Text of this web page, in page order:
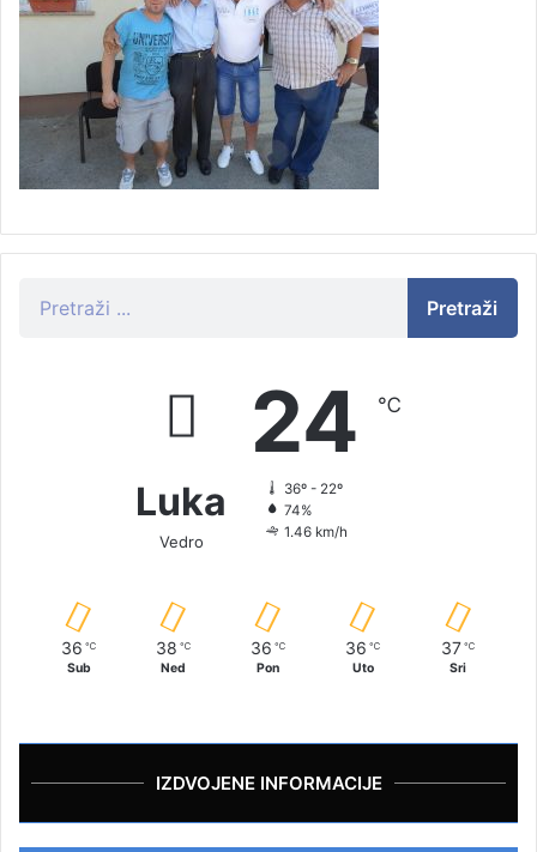
Pretraži
Luka
Vedro
24 ℃
36º - 22º
74%
1.46 km/h
36 ℃
Sub
38 ℃
Ned
36 ℃
Pon
36 ℃
Uto
37 ℃
Sri
IZDVOJENE INFORMACIJE